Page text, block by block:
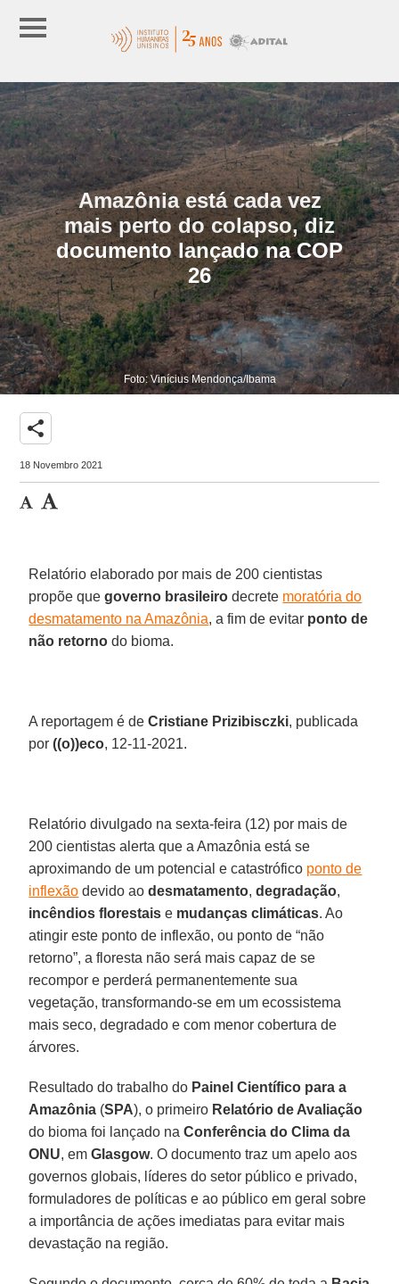
Amazônia está cada vez
mais perto do colapso, diz
documento lançado na COP
26
Foto: Vinícius Mendonça/Ibama
share
18 Novembro 2021
Relatório elaborado por mais de 200 cientistas
propõe quegoverno brasileiro decrete moratória do
desmatamento na Amazônia, a fim de evitar ponto de
não retorno do bioma.
A reportagem é deCristiane Prizibisczki, publicada
por((o))eco, 12-11-2021.
Relatório divulgado na sexta-feira (12) por mais de
200 cientistas alerta que a Amazônia está se
aproximando de um potencial e catastrófico ponto de
inflexão devido aodesmatamento,degradação,
incêndios florestais e mudanças climáticas. Ao
atingir este ponto de inflexão, ou ponto de “não
retorno”, a floresta não será mais capaz de se
recompor e perderá permanentemente sua
vegetação, transformando-se em um ecossistema
mais seco, degradado e com menor cobertura de
árvores.
Resultado do trabalho do Painel Científico para a
Amazônia (SPA), o primeiro Relatório de Avaliação
do bioma foi lançado naConferência do Clima da
ONU, emGlasgow. O documento traz um apelo aos
governos globais, líderes do setor público e privado,
formuladores de políticas e ao público em geral sobre
a importância de ações imediatas para evitar mais
devastação na região.